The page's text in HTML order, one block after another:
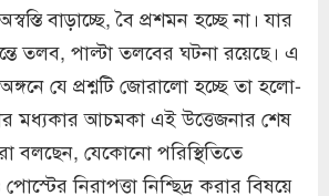
বাড়াচ্ছে, বৈ প্রশমন হচ্ছে না। যার
তলব, পাল্টা তলবের ঘটনা রয়েছে। এ
যে প্রশ্নটি জোরালো হচ্ছে তা হলো-
মধ্যকার আচমকা এই উত্তেজনার শেষ
বলছেন, যেকোনো পরিস্থিতিতে
নিরাপত্তা নিশ্ছিদ্র করার বিষয়ে